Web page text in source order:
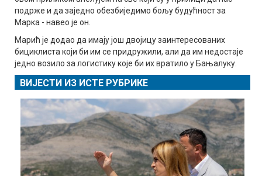
подрже и да заједно обезбиједимо бољу будућност за
Марка - навео је он.
Марић је додао да имају још двојицу заинтересованих
бициклиста који би им се придружили, али да им недостаје
једно возило за логистику које би их вратило у Бањалуку.
ВИЈЕСТИ ИЗ ИСТЕ РУБРИКЕ